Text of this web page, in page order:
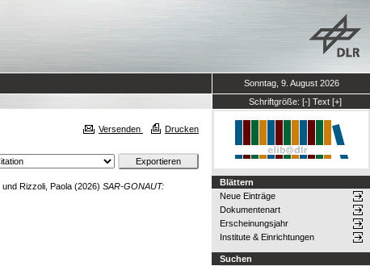
Sonntag, 9. August 2026
Schriftgröße: [-] Text [+]
Versenden Drucken
und Rizzoli, Paola (2026) SAR-GONAUT:
Blättern
Neue Einträge
Dokumentenart
Erscheinungsjahr
Institute & Einrichtungen
Suchen